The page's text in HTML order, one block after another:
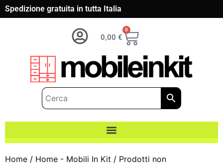
Spedizione gratuita in tutta Italia
0,00 €
0
Home / Home - Mobili In Kit / Prodotti non